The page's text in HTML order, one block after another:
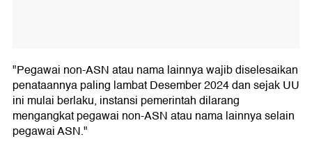
"Pegawai non-ASN atau nama lainnya wajib diselesaikan
penataannya paling lambat Desember 2024 dan sejak UU
ini mulai berlaku, instansi pemerintah dilarang
mengangkat pegawai non-ASN atau nama lainnya selain
pegawai ASN."